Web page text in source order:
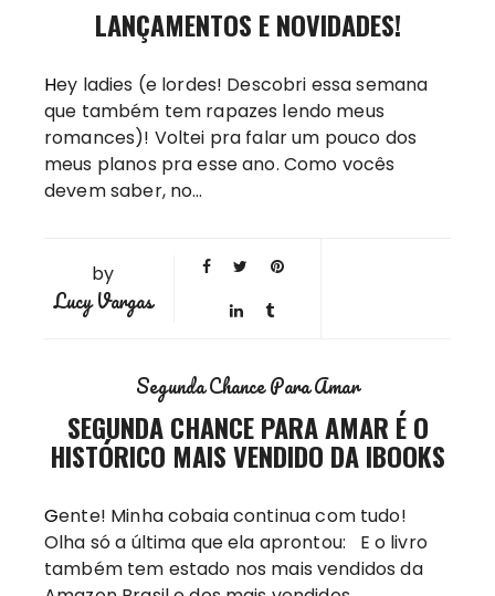
LANÇAMENTOS E NOVIDADES!
Hey ladies (e lordes! Descobri essa semana
que também tem rapazes lendo meus
romances)! Voltei pra falar um pouco dos
meus planos pra esse ano. Como vocês
devem saber, no…
by
Lucy Vargas
Segunda Chance Para Amar
SEGUNDA CHANCE PARA AMAR É O
HISTÓRICO MAIS VENDIDO DA IBOOKS
Gente! Minha cobaia continua com tudo!
Olha só a última que ela aprontou: E o livro
também tem estado nos mais vendidos da